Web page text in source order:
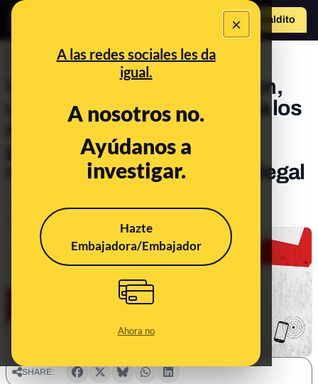
×
A las redes sociales les da
igual.
A nosotros no.
Ayúdanos a
investigar.
Hazte
Embajadora/Embajador
Ahora no
Hazte Maldito
INVESTIGACIONES
Venta de armas en Telegram,
una plataforma que brinda a los
estafadores anonimato,
privacidad y falta de
moderación de contenido ilegal
Publicado el
SHARE: